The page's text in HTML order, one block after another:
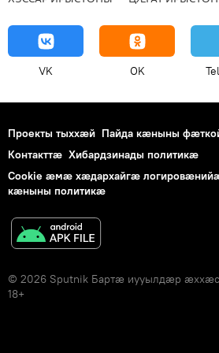
VK OK
Проекты тыххӕй Пайда кӕныны
Контакттӕ Хибардзинады политикæ
Cookie æмæ хæдархайгæ
кæныны политикæ
© 2026 Sputnik Бартӕ иууылдӕр
18+